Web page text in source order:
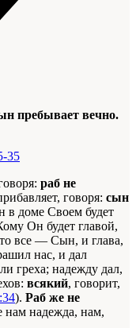
пребывает вечно.
35
раб не
говоря: сын
в доме Своем будет
Он будет главой,
все — Сын, и глава,
нас, и дал
греха; надежду дал,
всякий, говорит,
). Раб же не
нам надежда, нам,